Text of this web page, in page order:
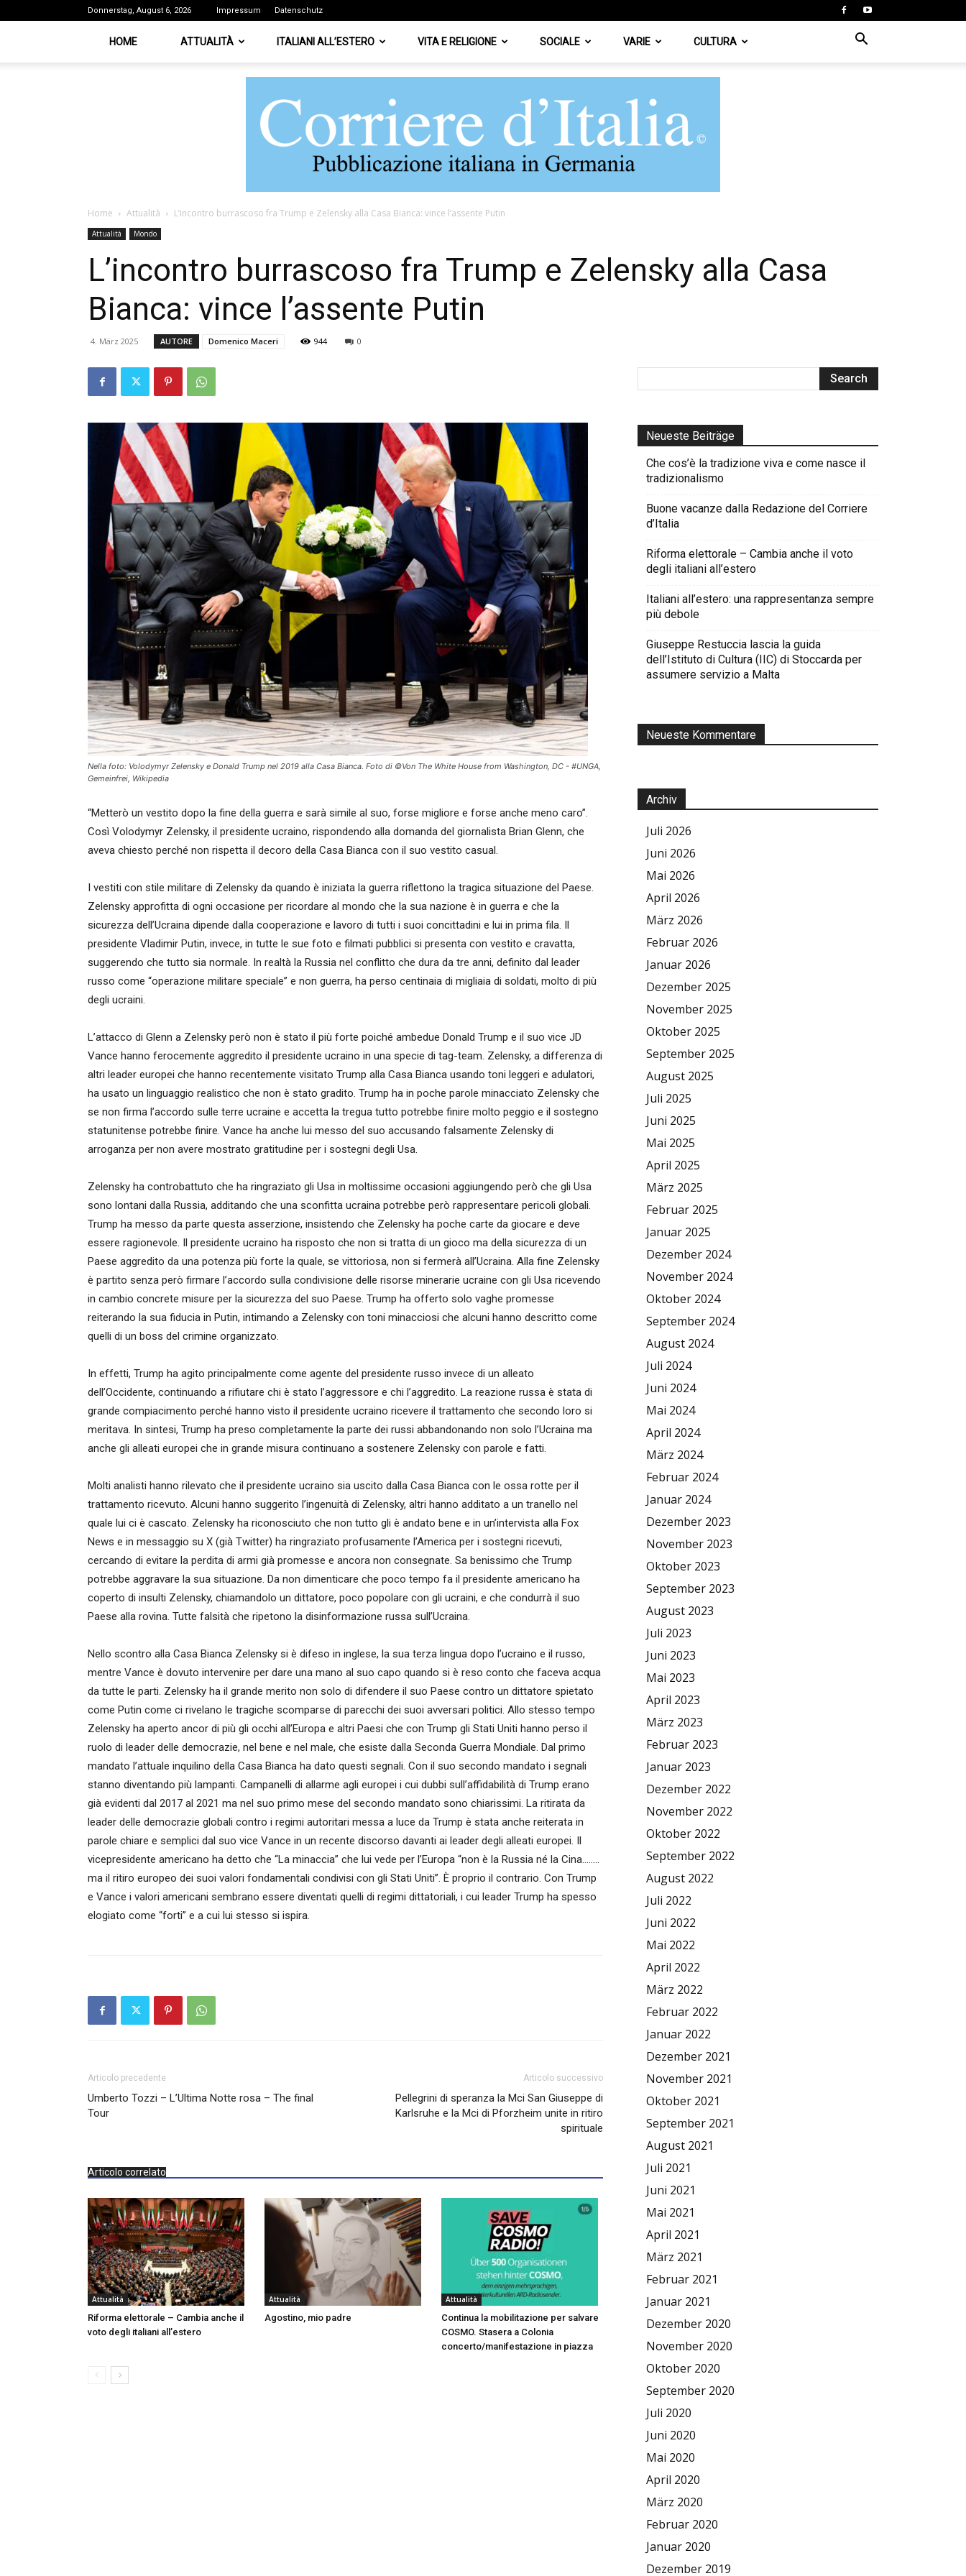
Donnerstag, August 6, 2026 Impressum Datenschutz
HOME ATTUALITÀ ITALIANI ALL’ESTERO VITA E RELIGIONE SOCIALE VARIE CULTURA
Home Attualità L’incontro burrascoso fra Trump e Zelensky alla Casa Bianca: vince l’assente Putin
Attualità Mondo
L’incontro burrascoso fra Trump e Zelensky alla Casa
Bianca: vince l’assente Putin
4. März 2025 AUTORE Domenico Maceri 944 0
Nella foto: Volodymyr Zelensky e Donald Trump nel 2019 alla Casa Bianca. Foto di ©Von The White House from Washington, DC - #UNGA,
Gemeinfrei, Wikipedia
“Metterò un vestito dopo la fine della guerra e sarà simile al suo, forse migliore e forse anche meno caro”.
Così Volodymyr Zelensky, il presidente ucraino, rispondendo alla domanda del giornalista Brian Glenn, che
aveva chiesto perché non rispetta il decoro della Casa Bianca con il suo vestito casual.
I vestiti con stile militare di Zelensky da quando è iniziata la guerra riflettono la tragica situazione del Paese.
Zelensky approfitta di ogni occasione per ricordare al mondo che la sua nazione è in guerra e che la
sicurezza dell’Ucraina dipende dalla cooperazione e lavoro di tutti i suoi concittadini e lui in prima fila. Il
presidente Vladimir Putin, invece, in tutte le sue foto e filmati pubblici si presenta con vestito e cravatta,
suggerendo che tutto sia normale. In realtà la Russia nel conflitto che dura da tre anni, definito dal leader
russo come “operazione militare speciale” e non guerra, ha perso centinaia di migliaia di soldati, molto di più
degli ucraini.
L’attacco di Glenn a Zelensky però non è stato il più forte poiché ambedue Donald Trump e il suo vice JD
Vance hanno ferocemente aggredito il presidente ucraino in una specie di tag-team. Zelensky, a differenza di
altri leader europei che hanno recentemente visitato Trump alla Casa Bianca usando toni leggeri e adulatori,
ha usato un linguaggio realistico che non è stato gradito. Trump ha in poche parole minacciato Zelensky che
se non firma l’accordo sulle terre ucraine e accetta la tregua tutto potrebbe finire molto peggio e il sostegno
statunitense potrebbe finire. Vance ha anche lui messo del suo accusando falsamente Zelensky di
arroganza per non avere mostrato gratitudine per i sostegni degli Usa.
Zelensky ha controbattuto che ha ringraziato gli Usa in moltissime occasioni aggiungendo però che gli Usa
sono lontani dalla Russia, additando che una sconfitta ucraina potrebbe però rappresentare pericoli globali.
Trump ha messo da parte questa asserzione, insistendo che Zelensky ha poche carte da giocare e deve
essere ragionevole. Il presidente ucraino ha risposto che non si tratta di un gioco ma della sicurezza di un
Paese aggredito da una potenza più forte la quale, se vittoriosa, non si fermerà all’Ucraina. Alla fine Zelensky
è partito senza però firmare l’accordo sulla condivisione delle risorse minerarie ucraine con gli Usa ricevendo
in cambio concrete misure per la sicurezza del suo Paese. Trump ha offerto solo vaghe promesse
reiterando la sua fiducia in Putin, intimando a Zelensky con toni minacciosi che alcuni hanno descritto come
quelli di un boss del crimine organizzato.
In effetti, Trump ha agito principalmente come agente del presidente russo invece di un alleato
dell’Occidente, continuando a rifiutare chi è stato l’aggressore e chi l’aggredito. La reazione russa è stata di
grande compiacimento perché hanno visto il presidente ucraino ricevere il trattamento che secondo loro si
meritava. In sintesi, Trump ha preso completamente la parte dei russi abbandonando non solo l’Ucraina ma
anche gli alleati europei che in grande misura continuano a sostenere Zelensky con parole e fatti.
Molti analisti hanno rilevato che il presidente ucraino sia uscito dalla Casa Bianca con le ossa rotte per il
trattamento ricevuto. Alcuni hanno suggerito l’ingenuità di Zelensky, altri hanno additato a un tranello nel
quale lui ci è cascato. Zelensky ha riconosciuto che non tutto gli è andato bene e in un’intervista alla Fox
News e in messaggio su X (già Twitter) ha ringraziato profusamente l’America per i sostegni ricevuti,
cercando di evitare la perdita di armi già promesse e ancora non consegnate. Sa benissimo che Trump
potrebbe aggravare la sua situazione. Da non dimenticare che poco tempo fa il presidente americano ha
coperto di insulti Zelensky, chiamandolo un dittatore, poco popolare con gli ucraini, e che condurrà il suo
Paese alla rovina. Tutte falsità che ripetono la disinformazione russa sull’Ucraina.
Nello scontro alla Casa Bianca Zelensky si è difeso in inglese, la sua terza lingua dopo l’ucraino e il russo,
mentre Vance è dovuto intervenire per dare una mano al suo capo quando si è reso conto che faceva acqua
da tutte le parti. Zelensky ha il grande merito non solo di difendere il suo Paese contro un dittatore spietato
come Putin come ci rivelano le tragiche scomparse di parecchi dei suoi avversari politici. Allo stesso tempo
Zelensky ha aperto ancor di più gli occhi all’Europa e altri Paesi che con Trump gli Stati Uniti hanno perso il
ruolo di leader delle democrazie, nel bene e nel male, che esiste dalla Seconda Guerra Mondiale. Dal primo
mandato l’attuale inquilino della Casa Bianca ha dato questi segnali. Con il suo secondo mandato i segnali
stanno diventando più lampanti. Campanelli di allarme agli europei i cui dubbi sull’affidabilità di Trump erano
già evidenti dal 2017 al 2021 ma nel suo primo mese del secondo mandato sono chiarissimi. La ritirata da
leader delle democrazie globali contro i regimi autoritari messa a luce da Trump è stata anche reiterata in
parole chiare e semplici dal suo vice Vance in un recente discorso davanti ai leader degli alleati europei. Il
vicepresidente americano ha detto che “La minaccia” che lui vede per l’Europa “non è la Russia né la Cina……..
ma il ritiro europeo dei suoi valori fondamentali condivisi con gli Stati Uniti”. È proprio il contrario. Con Trump
e Vance i valori americani sembrano essere diventati quelli di regimi dittatoriali, i cui leader Trump ha spesso
elogiato come “forti” e a cui lui stesso si ispira.
Articolo precedente
Umberto Tozzi – L’Ultima Notte rosa – The final
Tour
Articolo successivo
Pellegrini di speranza la Mci San Giuseppe di
Karlsruhe e la Mci di Pforzheim unite in ritiro
spirituale
Articolo correlato
Attualità
Riforma elettorale – Cambia anche il
voto degli italiani all’estero
Attualità
Agostino, mio padre
Attualità
Continua la mobilitazione per salvare
COSMO. Stasera a Colonia
concerto/manifestazione in piazza
Neueste Beiträge
Che cos’è la tradizione viva e come nasce il
tradizionalismo
Buone vacanze dalla Redazione del Corriere
d’Italia
Riforma elettorale – Cambia anche il voto
degli italiani all’estero
Italiani all’estero: una rappresentanza sempre
più debole
Giuseppe Restuccia lascia la guida
dell’Istituto di Cultura (IIC) di Stoccarda per
assumere servizio a Malta
Neueste Kommentare
Archiv
Juli 2026
Juni 2026
Mai 2026
April 2026
März 2026
Februar 2026
Januar 2026
Dezember 2025
November 2025
Oktober 2025
September 2025
August 2025
Juli 2025
Juni 2025
Mai 2025
April 2025
März 2025
Februar 2025
Januar 2025
Dezember 2024
November 2024
Oktober 2024
September 2024
August 2024
Juli 2024
Juni 2024
Mai 2024
April 2024
März 2024
Februar 2024
Januar 2024
Dezember 2023
November 2023
Oktober 2023
September 2023
August 2023
Juli 2023
Juni 2023
Mai 2023
April 2023
März 2023
Februar 2023
Januar 2023
Dezember 2022
November 2022
Oktober 2022
September 2022
August 2022
Juli 2022
Juni 2022
Mai 2022
April 2022
März 2022
Februar 2022
Januar 2022
Dezember 2021
November 2021
Oktober 2021
September 2021
August 2021
Juli 2021
Juni 2021
Mai 2021
April 2021
März 2021
Februar 2021
Januar 2021
Dezember 2020
November 2020
Oktober 2020
September 2020
Juli 2020
Juni 2020
Mai 2020
April 2020
März 2020
Februar 2020
Januar 2020
Dezember 2019